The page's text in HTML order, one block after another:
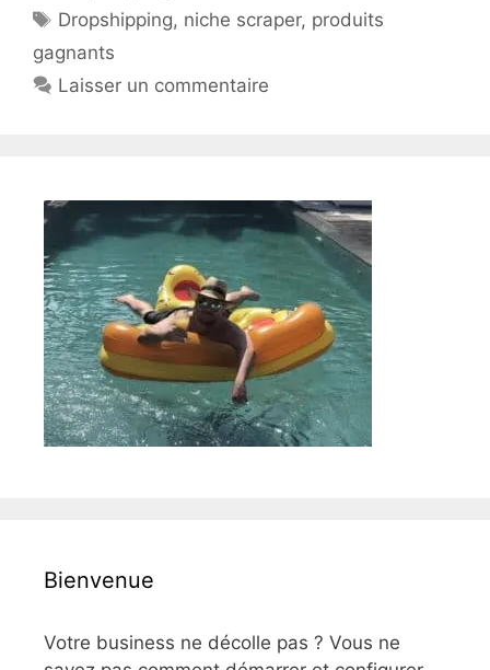
Étiquettes
Dropshipping, niche scraper, produits
gagnants
Laisser un commentaire
Bienvenue
Votre business ne décolle pas ? Vous ne